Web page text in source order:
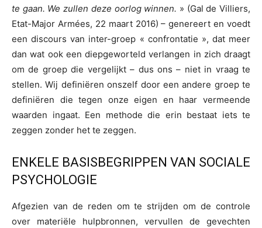
te gaan. We zullen deze oorlog winnen. » (Gal de Villiers,
Etat-Major Armées, 22 maart 2016) – genereert en voedt
een discours van inter-groep « confrontatie », dat meer
dan wat ook een diepgeworteld verlangen in zich draagt
om de groep die vergelijkt – dus ons – niet in vraag te
stellen. Wij definiëren onszelf door een andere groep te
definiëren die tegen onze eigen en haar vermeende
waarden ingaat. Een methode die erin bestaat iets te
zeggen zonder het te zeggen.
ENKELE BASISBEGRIPPEN VAN SOCIALE
PSYCHOLOGIE
Afgezien van de reden om te strijden om de controle
over materiële hulpbronnen, vervullen de gevechten